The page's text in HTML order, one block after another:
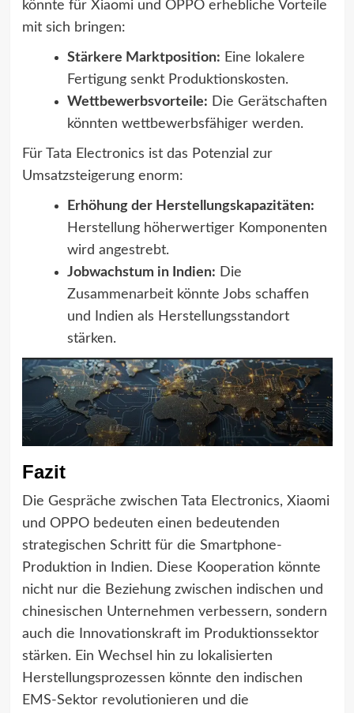
könnte für Xiaomi und OPPO erhebliche Vorteile
mit sich bringen:
Stärkere Marktposition: Eine lokalere
Fertigung senkt Produktionskosten.
Wettbewerbsvorteile: Die Gerätschaften
könnten wettbewerbsfähiger werden.
Für Tata Electronics ist das Potenzial zur
Umsatzsteigerung enorm:
Erhöhung der Herstellungskapazitäten:
Herstellung höherwertiger Komponenten
wird angestrebt.
Jobwachstum in Indien: Die
Zusammenarbeit könnte Jobs schaffen
und Indien als Herstellungsstandort
stärken.
Fazit
Die Gespräche zwischen Tata Electronics, Xiaomi
und OPPO bedeuten einen bedeutenden
strategischen Schritt für die Smartphone-
Produktion in Indien. Diese Kooperation könnte
nicht nur die Beziehung zwischen indischen und
chinesischen Unternehmen verbessern, sondern
auch die Innovationskraft im Produktionssektor
stärken. Ein Wechsel hin zu lokalisierten
Herstellungsprozessen könnte den indischen
EMS-Sektor revolutionieren und die